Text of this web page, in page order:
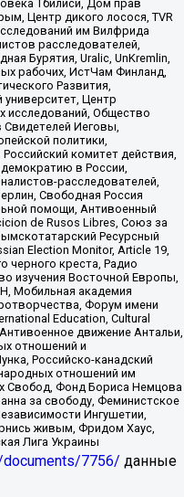
Тбилиси, Дом прав
Центр дикого лосося, TVR
им Вилфрида
расследователей,
Бурятия, Uralic, UnKremlin,
рабочих, ИстЧам Финланд,
Развития,
Центр
исследований, Общество
Иеговы,
политики,
комитет действия,
в России,
расследователей,
Свободная Россия
помощи, Антивоенный
de Rusos Libres, Союз за
Ресурсный
Election Monitor, Article 19,
черного креста, Радио
изучения Восточной Европы,
Мобильная академия
Форум имени
Education, Cultural
движение Антальи,
отношений и
Российско-канадский
отношений им
Свобод, Фонд Бориса Немцова
за свободу, Феминистское
Ингушетии,
живым, Фридом Хаус,
Лига Украины
documents/7756/ данные